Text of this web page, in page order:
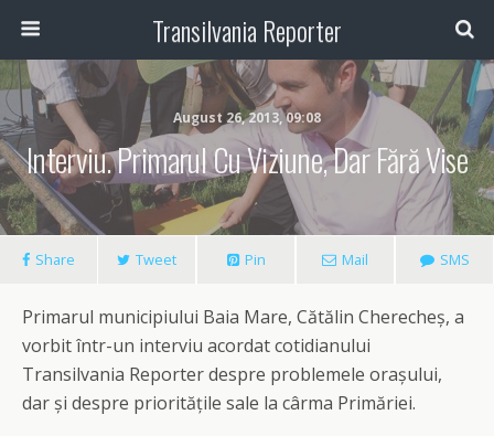
Transilvania Reporter
August 26, 2013, 09:08
Interviu. Primarul Cu Viziune, Dar Fără Vise
Share Tweet Pin Mail SMS
Primarul municipiului Baia Mare, Cătălin Cherecheș, a
vorbit într-un interviu acordat cotidianului
Transilvania Reporter despre problemele orașului,
dar și despre prioritățile sale la cârma Primăriei.